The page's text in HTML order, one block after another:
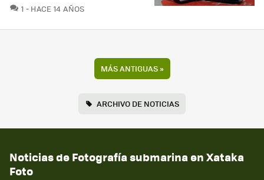
1 COMENTARIOS
HACE 14 AÑOS
MÁS ANTIGUAS»
ARCHIVO DE NOTICIAS
Noticias de Fotografía submarina en Xataka
Foto